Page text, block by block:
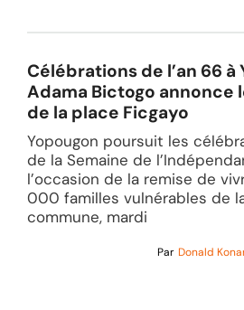
Célébrations de l’an 66 à
Adama Bictogo annonce
de la place Ficgayo
Yopougon poursuit les
de la Semaine de
l’occasion de la remise de
000 familles vulnérables de
commune, mardi
Par Donald